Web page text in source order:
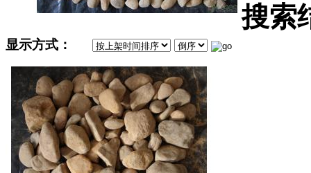
搜索
显示方式：